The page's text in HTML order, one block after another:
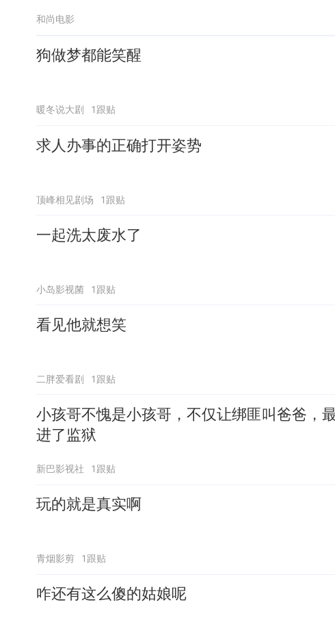
和尚电影
狗做梦都能笑醒
暖冬说大剧 1跟贴
求人办事的正确打开姿势
顶峰相见剧场 1跟贴
一起洗太废水了
小岛影视菌 1跟贴
看见他就想笑
二胖爱看剧 1跟贴
小孩哥不愧是小孩哥，不仅让绑匪叫爸爸，
进了监狱
新巴影视社 1跟贴
玩的就是真实啊
青烟影剪 1跟贴
咋还有这么傻的姑娘呢